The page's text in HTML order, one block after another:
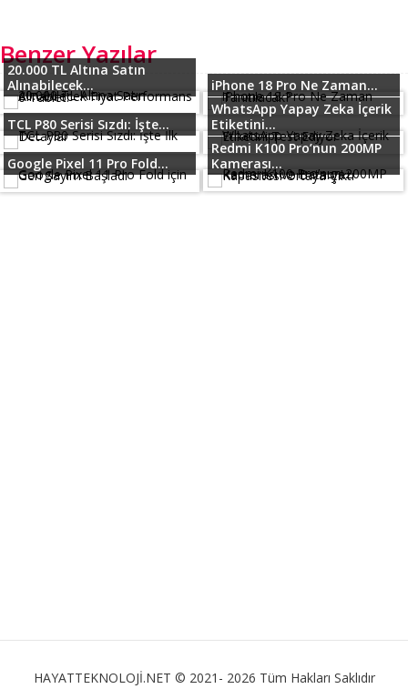
Benzer Yazılar
20.000 TL Altına Satın
Alınabilecek...
iPhone 18 Pro Ne Zaman...
TCL P80 Serisi Sızdı: İşte...
WhatsApp Yapay Zeka İçerik
Etiketini...
Google Pixel 11 Pro Fold...
Redmi K100 Pro’nun 200MP
Kamerası...
HAYATTEKNOLOJİ.NET © 2021- 2026 Tüm Hakları Saklıdır